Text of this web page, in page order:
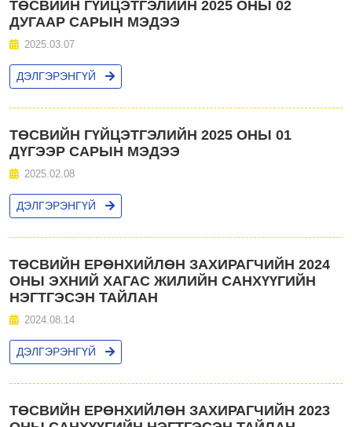
ТӨСВИЙН ГҮЙЦЭТГЭЛИЙН 2025 ОНЫ 02
ДУГААР САРЫН МЭДЭЭ
2025.03.07
ДЭЛГЭРЭНГҮЙ
ТӨСВИЙН ГҮЙЦЭТГЭЛИЙН 2025 ОНЫ 01
ДҮГЭЭР САРЫН МЭДЭЭ
2025.02.08
ДЭЛГЭРЭНГҮЙ
ТӨСВИЙН ЕРӨНХИЙЛӨН ЗАХИРАГЧИЙН 2024
ОНЫ ЭХНИЙ ХАГАС ЖИЛИЙН САНХҮҮГИЙН
НЭГТГЭСЭН ТАЙЛАН
2024.08.14
ДЭЛГЭРЭНГҮЙ
ТӨСВИЙН ЕРӨНХИЙЛӨН ЗАХИРАГЧИЙН 2023